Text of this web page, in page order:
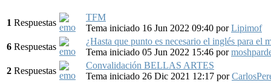
1 Respuestas
TFM
Tema iniciado 16 Jun 2022 09:40 porLipimof
6 Respuestas
¿Hasta que punto es necesario el inglés para el
Tema iniciado 05 Jun 2022 15:46 por
2 Respuestas
Convalidación BELLAS ARTES
Tema iniciado 26 Dic 2021 12:17 por